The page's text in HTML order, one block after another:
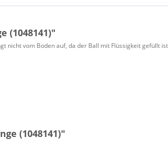
(1048141)"
nicht vom Boden auf, da der Ball mit Flüssigkeit gefüllt
(1048141)"